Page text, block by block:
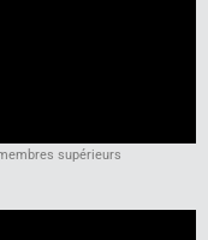
supérieurs